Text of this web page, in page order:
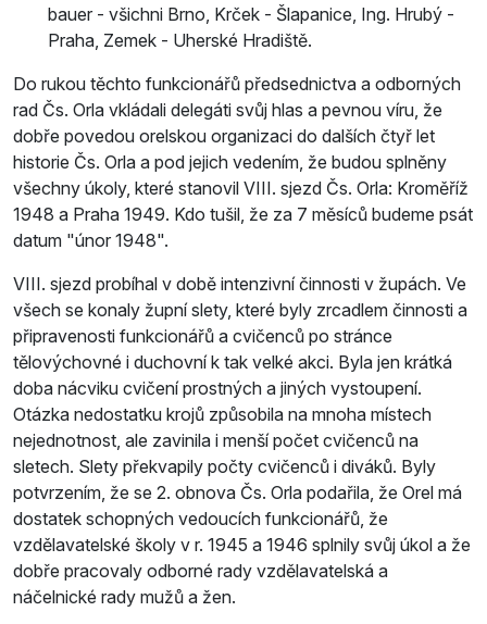
bauer - všichni Brno, Krček - Šlapanice, Ing. Hrubý -
Praha, Zemek - Uherské Hradiště.
Do rukou těchto funkcionářů předsednictva a odborných
rad Čs. Orla vkládali delegáti svůj hlas a pevnou víru, že
dobře povedou orelskou organizaci do dalších čtyř let
historie Čs. Orla a pod jejich vedením, že budou splněny
všechny úkoly, které stanovil VIII. sjezd Čs. Orla: Kroměříž
1948 a Praha 1949. Kdo tušil, že za 7 měsíců budeme psát
datum "únor 1948".
VIII. sjezd probíhal v době intenzivní činnosti v župách. Ve
všech se konaly župní slety, které byly zrcadlem činnosti a
připravenosti funkcionářů a cvičenců po stránce
tělovýchovné i duchovní k tak velké akci. Byla jen krátká
doba nácviku cvičení prostných a jiných vystoupení.
Otázka nedostatku krojů způsobila na mnoha místech
nejednotnost, ale zavinila i menší počet cvičenců na
sletech. Slety překvapily počty cvičenců i diváků. Byly
potvrzením, že se 2. obnova Čs. Orla podařila, že Orel má
dostatek schopných vedoucích funkcionářů, že
vzdělavatelské školy v r. 1945 a 1946 splnily svůj úkol a že
dobře pracovaly odborné rady vzdělavatelská a
náčelnické rady mužů a žen.